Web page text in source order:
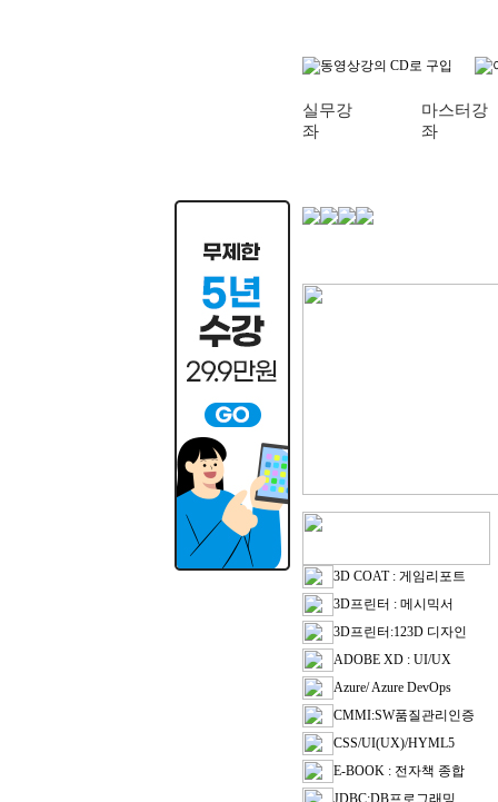
실무강
좌
마스터강
좌
3D COAT : 게임리포트
3D프린터 : 메시믹서
3D프린터:123D 디자인
ADOBE XD : UI/UX
Azure/ Azure DevOps
CMMI:SW품질관리인증
CSS/UI(UX)/HYML5
E-BOOK : 전자책 종합
JDBC:DB프로그래밍